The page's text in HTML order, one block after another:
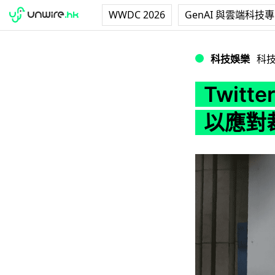
WWDC 2026 GenAI 與雲端科技
科技娛樂 科
Twitter
以應對